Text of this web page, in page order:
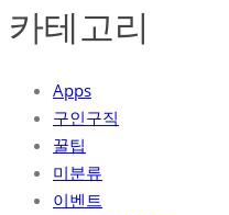
카테고리
Apps
구인구직
꿀팁
미분류
이벤트